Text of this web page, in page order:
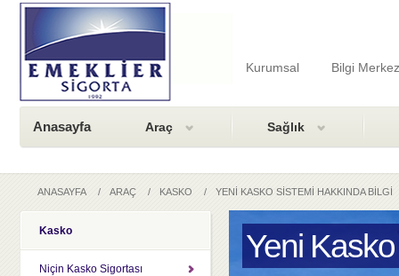
Anasayfa Araç Sağlık
Kurumsal Bilgi
ANASAYFA / ARAÇ / KASKO / YENİ KASKO SİSTEMİ HAKKINDA BİLGİ
Yeni
Kasko
Niçin Kasko Sigortası